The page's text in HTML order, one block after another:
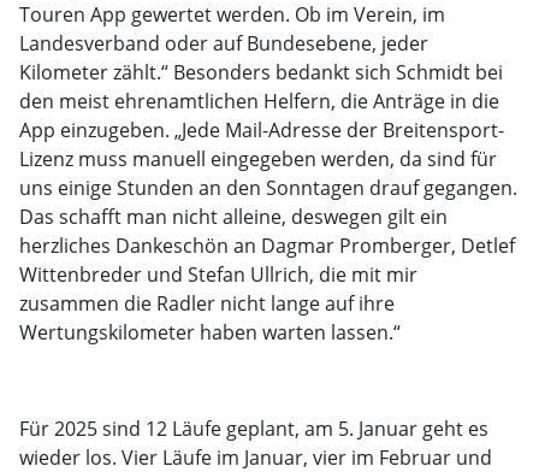
Touren App gewertet werden. Ob im Verein, im
Landesverband oder auf Bundesebene, jeder
Kilometer zählt.“ Besonders bedankt sich Schmidt bei
den meist ehrenamtlichen Helfern, die Anträge in die
App einzugeben. „Jede Mail-Adresse der Breitensport-
Lizenz muss manuell eingegeben werden, da sind für
uns einige Stunden an den Sonntagen drauf gegangen.
Das schafft man nicht alleine, deswegen gilt ein
herzliches Dankeschön an Dagmar Promberger, Detlef
Wittenbreder und Stefan Ullrich, die mit mir
zusammen die Radler nicht lange auf ihre
Wertungskilometer haben warten lassen.“
Für 2025 sind 12 Läufe geplant, am 5. Januar geht es
wieder los. Vier Läufe im Januar, vier im Februar und